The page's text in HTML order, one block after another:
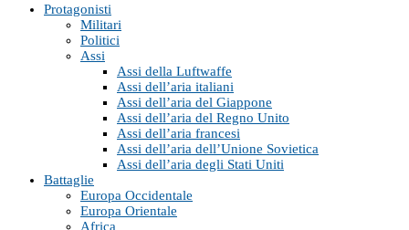
Protagonisti
Militari
Politici
Assi
Assi della Luftwaffe
Assi dell’aria italiani
Assi dell’aria del Giappone
Assi dell’aria del Regno Unito
Assi dell’aria francesi
Assi dell’aria dell’Unione Sovietica
Assi dell’aria degli Stati Uniti
Battaglie
Europa Occidentale
Europa Orientale
Africa